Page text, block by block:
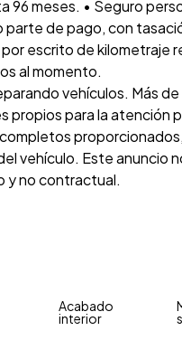
96 meses. • Seguro
de pago, con
escrito de kilometraje
al momento.
vehículos. Más
propios para la
vehículo. Este anuncio
y no contractual.
Acabado
interior